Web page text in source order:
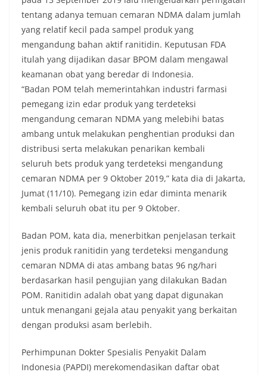
tentang adanya temuan cemaran NDMA dalam jumlah
yang relatif kecil pada sampel produk yang
mengandung bahan aktif ranitidin. Keputusan FDA
itulah yang dijadikan dasar BPOM dalam mengawal
keamanan obat yang beredar di Indonesia.
“Badan POM telah memerintahkan industri farmasi
pemegang izin edar produk yang terdeteksi
mengandung cemaran NDMA yang melebihi batas
ambang untuk melakukan penghentian produksi dan
distribusi serta melakukan penarikan kembali
seluruh bets produk yang terdeteksi mengandung
cemaran NDMA per 9 Oktober 2019,” kata dia di Jakarta,
Jumat (11/10). Pemegang izin edar diminta menarik
kembali seluruh obat itu per 9 Oktober.
Badan POM, kata dia, menerbitkan penjelasan terkait
jenis produk ranitidin yang terdeteksi mengandung
cemaran NDMA di atas ambang batas 96 ng/hari
berdasarkan hasil pengujian yang dilakukan Badan
POM. Ranitidin adalah obat yang dapat digunakan
untuk menangani gejala atau penyakit yang berkaitan
dengan produksi asam berlebih.
Perhimpunan Dokter Spesialis Penyakit Dalam
Indonesia (PAPDI) merekomendasikan daftar obat